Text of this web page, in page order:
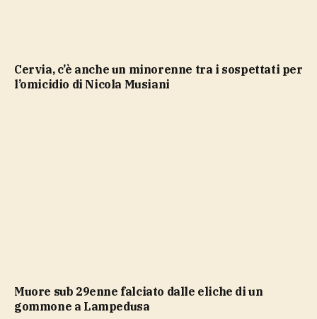
Cervia, c’è anche un minorenne tra i sospettati per
l’omicidio di Nicola Musiani
Muore sub 29enne falciato dalle eliche di un
gommone a Lampedusa